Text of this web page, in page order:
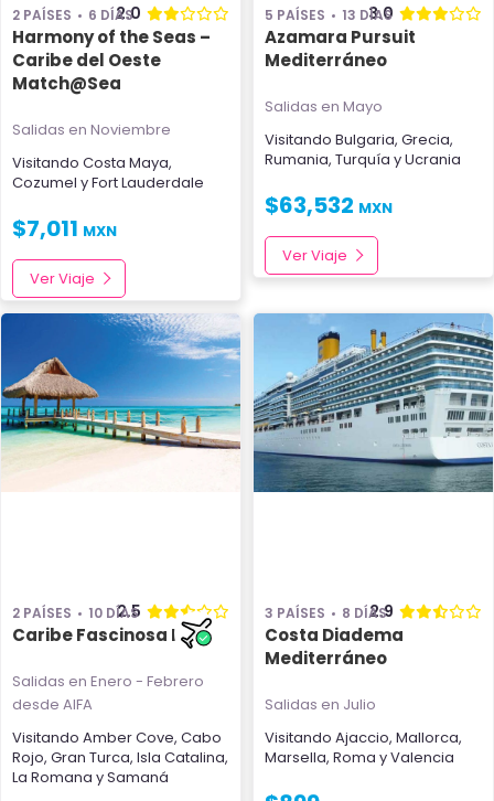
2 PAÍSES 6 DÍAS
2.0
Harmony of the Seas –
Caribe del Oeste
Match@Sea
Salidas en Noviembre
Visitando Costa Maya,
Cozumel yFort Lauderdale
$7,011 MXN
Ver Viaje
5 PAÍSES 13 DÍAS
3.0
Azamara Pursuit
Mediterráneo
Salidas en Mayo
Visitando Bulgaria, Grecia,
Rumania, Turquía yUcrania
$63,532 MXN
Ver Viaje
2 PAÍSES 10 DÍAS
2.5
Caribe Fascinosa III
Salidas en Enero - Febrero
desde AIFA
Visitando Amber Cove, Cabo
Rojo, Gran Turca, Isla Catalina,
La Romana ySamaná
3 PAÍSES 8 DÍAS
2.9
Costa Diadema
Mediterráneo
Salidas en Julio
Visitando Ajaccio, Mallorca,
Marsella, Roma yValencia